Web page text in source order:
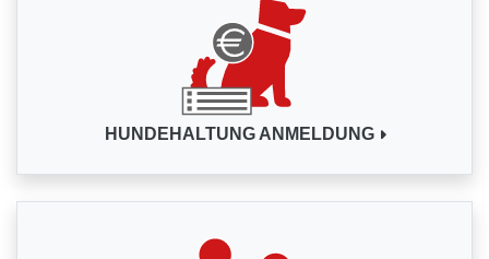
HUNDEHALTUNG ANMELDUNG